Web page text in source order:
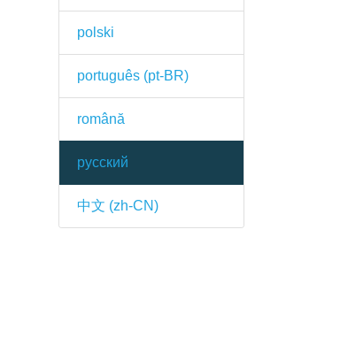
polski
português (pt-BR)
română
русский
中文 (zh-CN)